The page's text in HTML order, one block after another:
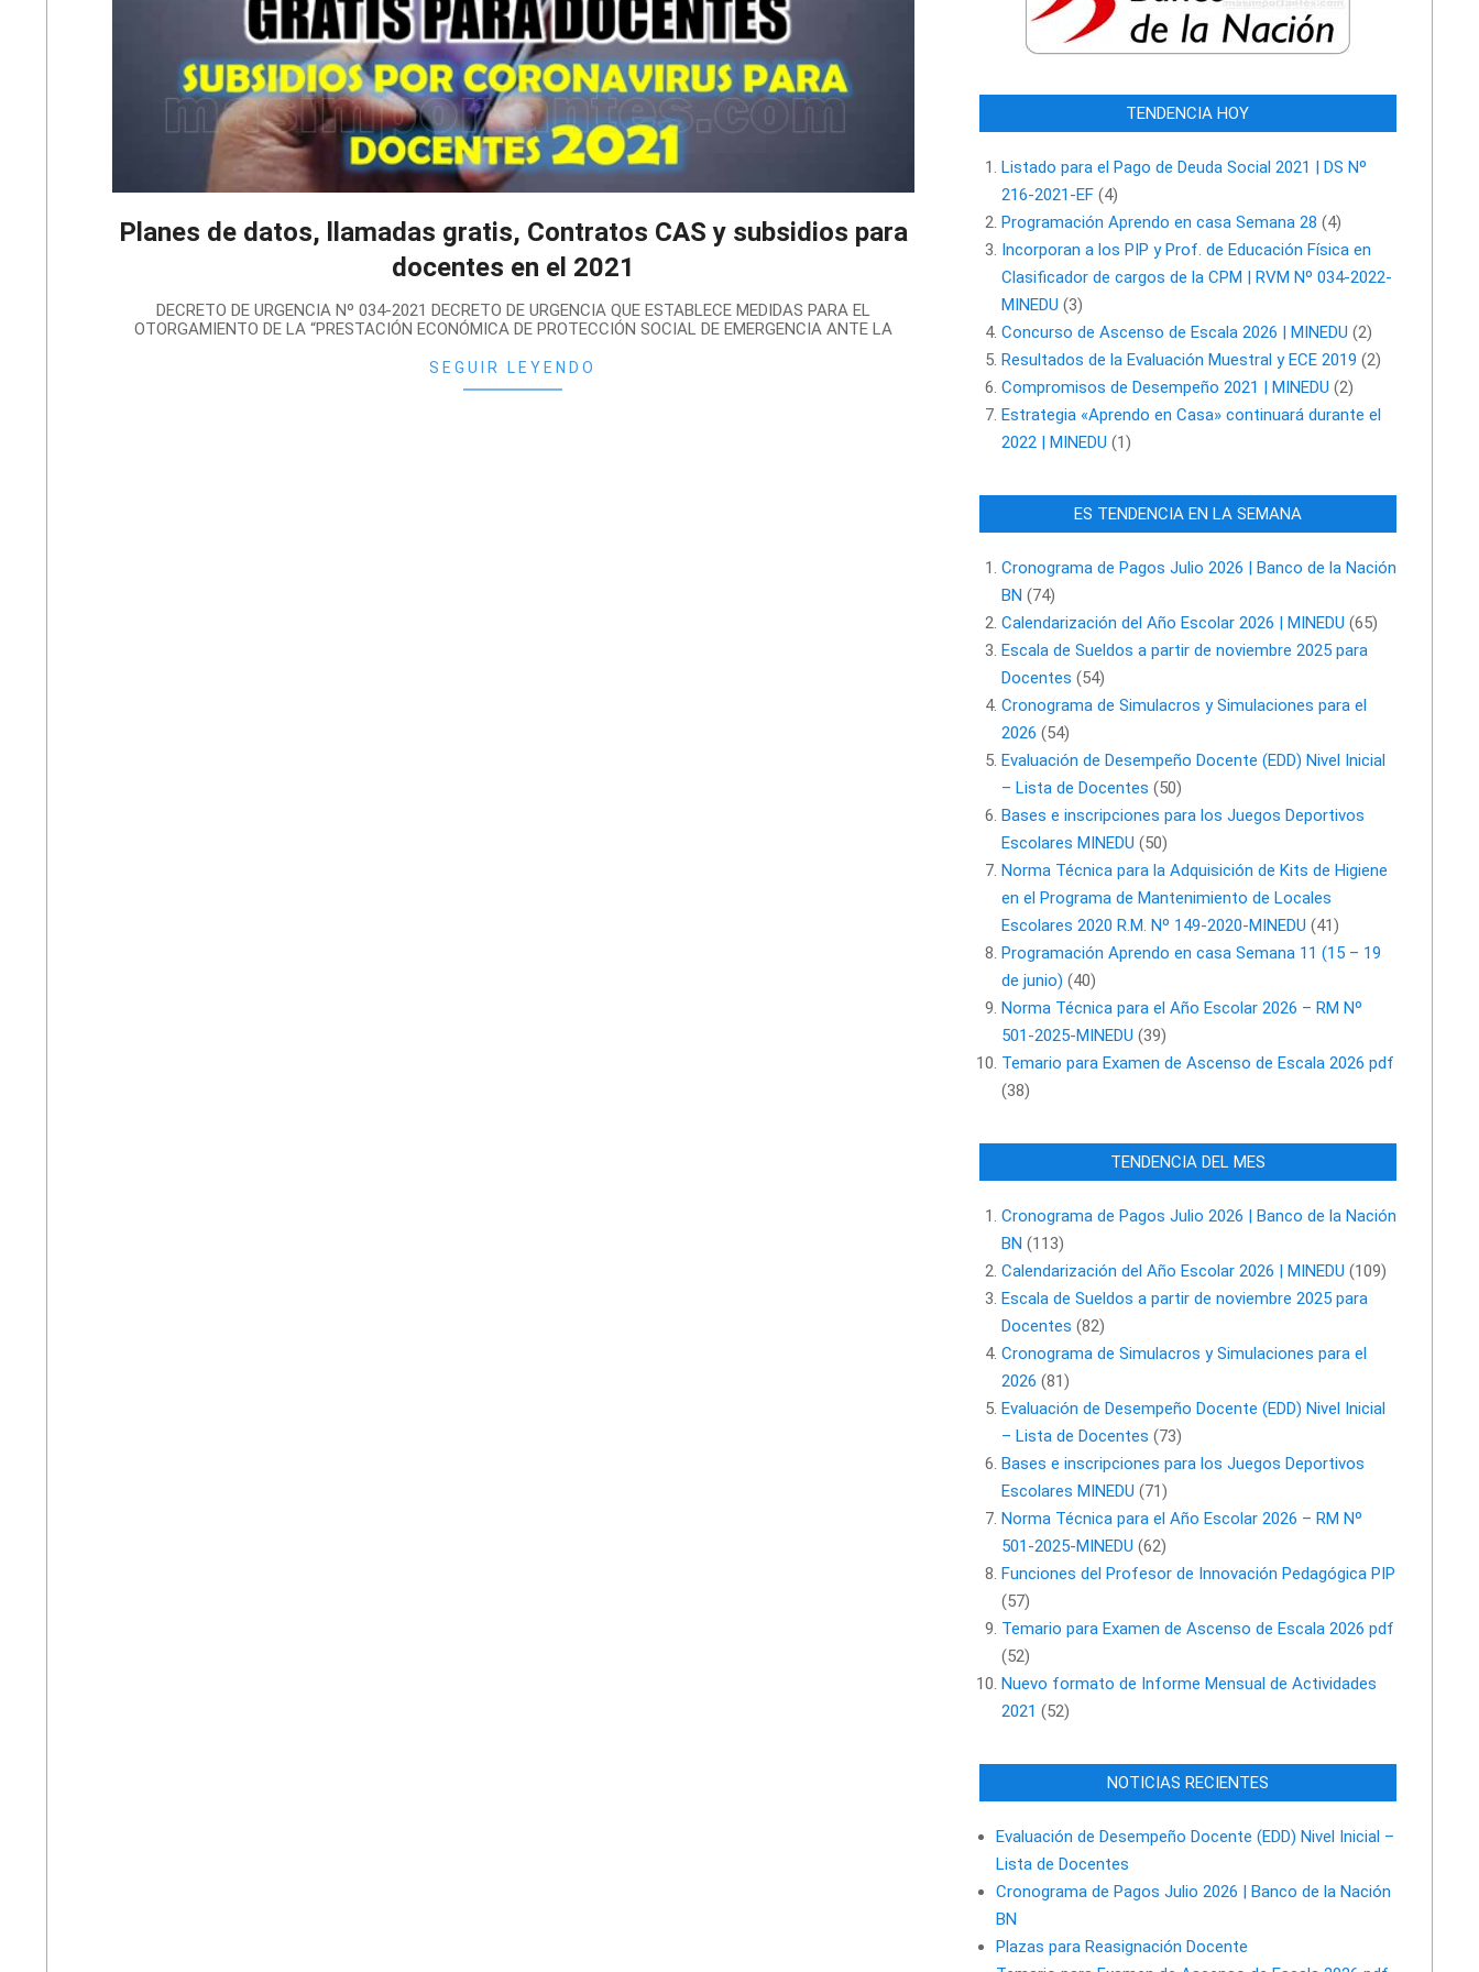
Planes de datos, llamadas gratis, Contratos CAS y subsidios para
docentes en el 2021
04-
DECRETO DE URGENCIA Nº 034-2021 DECRETO DE URGENCIA QUE ESTABLECE MEDIDAS PARA EL
OTORGAMIENTO DE LA “PRESTACIÓN ECONÓMICA DE PROTECCIÓN SOCIAL DE EMERGENCIA ANTE LA
SEGUIR LEYENDO
TENDENCIA HOY
Listado para el Pago de Deuda Social 2021 | DS Nº
216-2021-EF(4)
Programación Aprendo en casa Semana 28 (4)
Incorporan a los PIP y Prof. de Educación Física en
Clasificador de cargos de la CPM | RVM Nº 034-2022-
MINEDU (3)
Concurso de Ascenso de Escala 2026 | MINEDU (2)
Resultados de la Evaluación Muestral y ECE 2019 (2)
Compromisos de Desempeño 2021 | MINEDU (2)
Estrategia «Aprendo en Casa» continuará durante el
2022 | MINEDU (1)
ES TENDENCIA EN LA SEMANA
Cronograma de Pagos Julio 2026 | Banco de la Nación
BN (74)
Calendarización del Año Escolar 2026 | MINEDU (65)
Escala de Sueldos a partir de noviembre 2025 para
Docentes (54)
Cronograma de Simulacros y Simulaciones para el
2026 (54)
Evaluación de Desempeño Docente (EDD) Nivel Inicial
– Lista de Docentes (50)
Bases e inscripciones para los Juegos Deportivos
Escolares MINEDU (50)
Norma Técnica para la Adquisición de Kits de Higiene
en el Programa de Mantenimiento de Locales
Escolares 2020 R.M. Nº 149-2020-MINEDU (41)
Programación Aprendo en casa Semana 11 (15 – 19
de junio) (40)
Norma Técnica para el Año Escolar 2026 – RM Nº
501-2025-MINEDU (39)
Temario para Examen de Ascenso de Escala 2026 pdf
(38)
TENDENCIA DEL MES
Cronograma de Pagos Julio 2026 | Banco de la Nación
BN (113)
Calendarización del Año Escolar 2026 | MINEDU (109)
Escala de Sueldos a partir de noviembre 2025 para
Docentes (82)
Cronograma de Simulacros y Simulaciones para el
2026 (81)
Evaluación de Desempeño Docente (EDD) Nivel Inicial
– Lista de Docentes (73)
Bases e inscripciones para los Juegos Deportivos
Escolares MINEDU (71)
Norma Técnica para el Año Escolar 2026 – RM Nº
501-2025-MINEDU (62)
Funciones del Profesor de Innovación Pedagógica PIP
(57)
Temario para Examen de Ascenso de Escala 2026 pdf
(52)
Nuevo formato de Informe Mensual de Actividades
2021 (52)
NOTICIAS RECIENTES
Evaluación de Desempeño Docente (EDD) Nivel Inicial –
Lista de Docentes
Cronograma de Pagos Julio 2026 | Banco de la Nación
BN
Plazas para Reasignación Docente